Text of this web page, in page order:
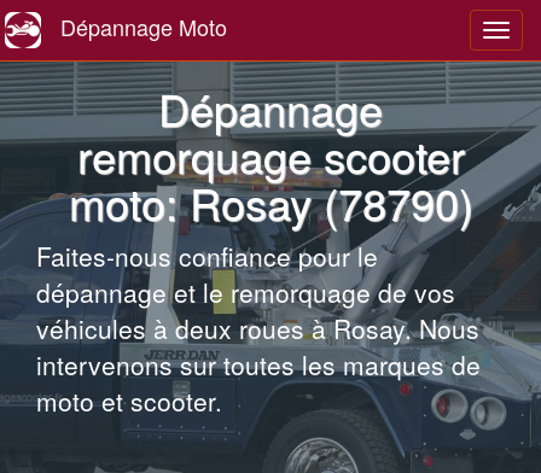
Dépannage Moto
Dépannage
remorquage scooter
moto: Rosay (78790)
Faites-nous confiance pour le
dépannage et le remorquage de vos
véhicules à deux roues à Rosay. Nous
intervenons sur toutes les marques de
moto et scooter.